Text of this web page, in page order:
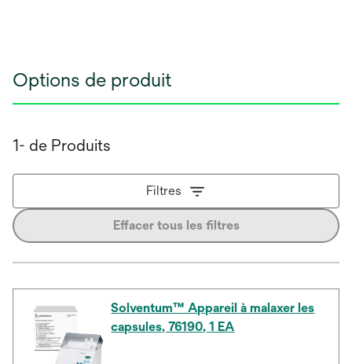
Options de produit
1- de Produits
Filtres
Effacer tous les filtres
Solventum™ Appareil à malaxer les
capsules, 76190, 1 EA